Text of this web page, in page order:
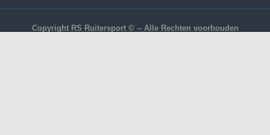
Copyright RS Ruitersport © -- Alle Rechten voorhouden